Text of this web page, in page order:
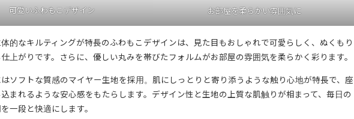
可愛いふわもこデザイン お部屋を柔らかい雰囲気に
的なキルティングが特長のふわもこデザインは、見た目もおしゃれで可愛らしく、ぬくもり
上がりです。さらに、優しい丸みを帯びたフォルムがお部屋の雰囲気を柔らかく彩ります。
ソフトな質感のマイヤー生地を採用。肌にしっとりと寄り添うような触り心地が特長で、座
まれるような安心感をもたらします。デザイン性と生地の上質な肌触りが相まって、毎日の
一段と快適にします。